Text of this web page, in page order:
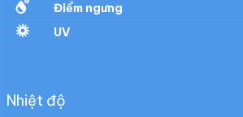
Điểm ngưng
UV
Nhiệt độ